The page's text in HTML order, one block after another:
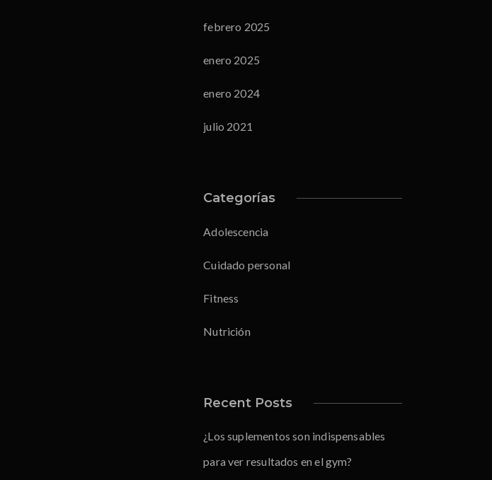
febrero 2025
enero 2025
enero 2024
julio 2021
Categorías
Adolescencia
Cuidado personal
Fitness
Nutrición
Recent Posts
¿Los suplementos son indispensables
para ver resultados en el gym?